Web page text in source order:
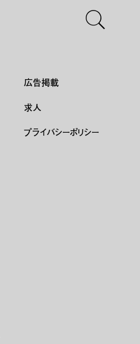
広告掲載
求人
プライバシーポリシー